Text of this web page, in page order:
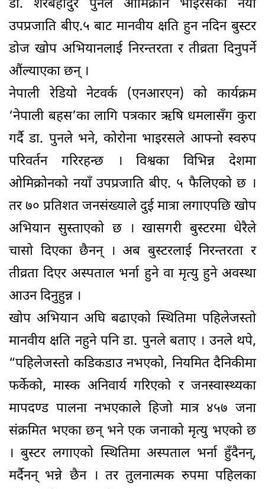
डा. शेरबहादुर पुनले ओमिक्रोन भाइरसको नयाँ
उपप्रजाति बीए.५ बाट मानवीय क्षति हुन नदिन बुस्टर
डोज खोप अभियानलाई निरन्तरता र तीव्रता दिनुपर्ने
औंल्याएका छन् ।
नेपाली रेडियो नेटवर्क (एनआरएन) को कार्यक्रम
‘नेपाली बहस’का लागि पत्रकार ऋषि धमलासँग कुरा
गर्दै डा. पुनले भने, कोरोना भाइरसले आफ्नो स्वरुप
परिवर्तन गरिरहन्छ । विश्वका विभिन्न देशमा
ओमिक्रोनको नयाँ उपप्रजाति बीए. ५ फैलिएको छ ।
तर ७० प्रतिशत जनसंख्याले दुई मात्रा लगाएपछि खोप
अभियान सुस्ताएको छ । खासगरी बुस्टरमा धेरैले
चासो दिएका छैनन् । अब बुस्टरलाई निरन्तरता र
तीव्रता दिएर अस्पताल भर्ना हुने वा मृत्यु हुने अवस्था
आउन दिनुहुन्न ।
खोप अभियान अघि बढाएको स्थितिमा पहिलेजस्तो
मानवीय क्षति नहुने पनि डा. पुनले बताए । उनले थपे,
“पहिलेजस्तो कडिकडाउ नभएको, नियमित दैनिकीमा
फर्केको, मास्क अनिवार्य गरिएको र जनस्वास्थ्यका
मापदण्ड पालना नभएकाले हिजो मात्र ४५७ जना
संक्रमित भएका छन् भने एक जनाको मृत्यु भएको छ
। बुस्टर लगाएको स्थितिमा अस्पताल भर्ना हुँदैनन्,
मर्दैनन् भन्ने छैन । तर तुलनात्मक रुपमा पहिलका